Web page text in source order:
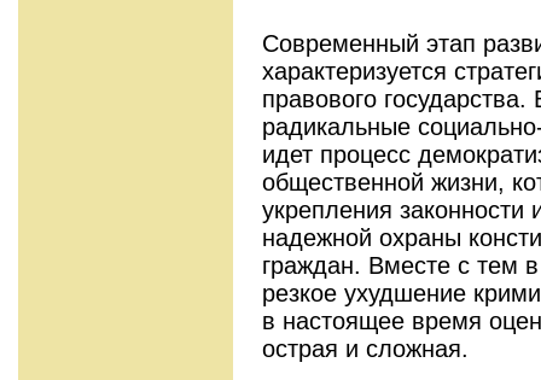
Современный этап
характеризуется
правового
радикальные
идет процесс
общественной жизни,
укрепления законности
надежной охраны
граждан. Вместе с тем
резкое ухудшение
в настоящее время
острая и сложная.